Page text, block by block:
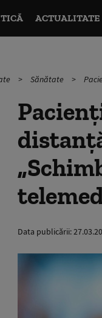
ACTUALITATE
Sănătate
Data publicării: